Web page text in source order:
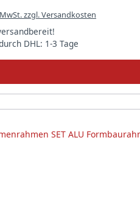
zzgl. Versandkosten
DHL: 1-3 Tage